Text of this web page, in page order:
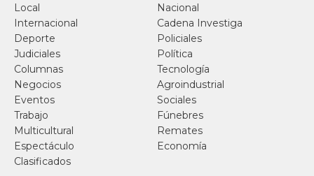
Local
Nacional
Internacional
Cadena Investiga
Deporte
Policiales
Judiciales
Política
Columnas
Tecnología
Negocios
Agroindustrial
Eventos
Sociales
Trabajo
Fúnebres
Multicultural
Remates
Espectáculo
Economía
Clasificados